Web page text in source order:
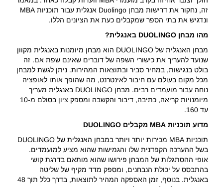
זה, נחקור את דרישות מבחן Duolingo אנגלית עבור תוכניות MBA
ונדגיש את בתי הספר שמקבלים כעת את הציונים הללו.
מהו מבחן DUOLINGO באנגלית?
מבחן האנגלית של DUOLINGO הוא מבחן מיומנות באנגלית מקוון
שנועד להעריך את כישורי השפה של דוברים שאינם שפת אם. זה
בולט בנגישות, במחיר סביר ובתוצאות המהירות. ניתן לגשת למבחן
מכל מקום בעולם עם חיבור לאינטרנט, מה שהופך אותו לאופציה
נוחה עבור מועמדים רבים. מבחן DUOLINGO באנגלית מעריך
מיומנויות קריאה, כתיבה, דיבור והקשבה ומספק ציון בסולם מ-10
עד 160.
מדוע תוכניות MBA מקבלים DUOLINGO
תוכניות MBA מכירות יותר ויותר במבחן האנגלית של DUOLINGO
בשל ההערכה הקפדנית שלו והגמישות שהוא מציע למועמדים.
אופי ההסתגלות של המבחן פירושו שהוא מותאם בדרגת קושי
בהתבסס על יכולת הנבחנים, ומספק מדד מקיף של שליטה
באנגלית. בנוסף, זמן האספקה ​​המהיר לתוצאות, בדרך כלל תוך 48